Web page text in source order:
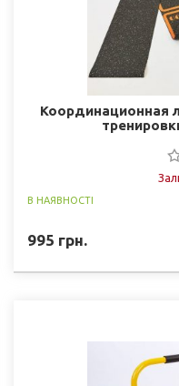
Координационная
В НАЯВНОСТІ
995 грн.